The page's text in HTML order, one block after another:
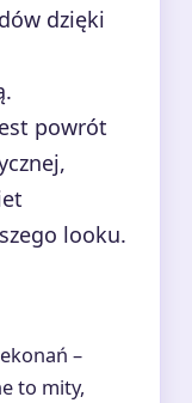
dzięki
powrót
looku.
–
to mity,